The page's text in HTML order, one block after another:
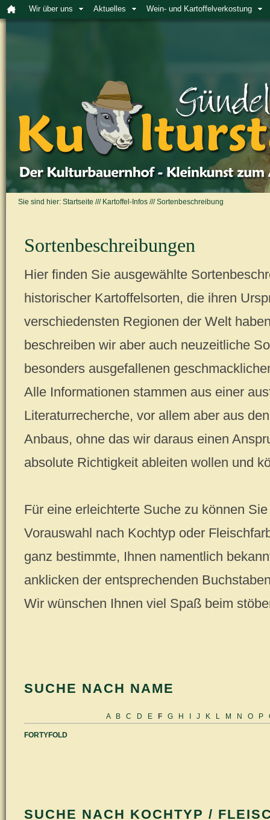
Wir über uns Aktuelles Wein- und Kartoffelverkostung
Sie sind hier: Startseite /// Kartoffel-Infos ///Sortenbeschreibung
Sortenbeschreibungen
Hier finden Sie ausgewählte
historischer Kartoffelsorten, die ihren
verschiedensten Regionen der Welt
beschreiben wir aber auch neuzeitliche
besonders ausgefallenen
Alle Informationen stammen aus einer
Literaturrecherche, vor allem aber aus
Anbaus, ohne das wir daraus einen
absolute Richtigkeit ableiten wollen und
Für eine erleichterte Suche zu können
Vorauswahl nach Kochtyp oder
ganz bestimmte, Ihnen namentlich
anklicken der entsprechenden
Wir wünschen Ihnen viel Spaß beim
SUCHE NACH NAME
A B C D E F G H J K L M N O P
FORTYFOLD
SUCHE NACH KOCHTYP /